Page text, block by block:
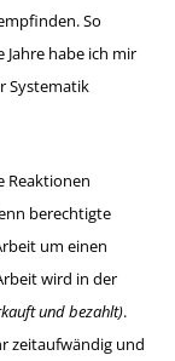
So
Jahre habe ich mir
Systematik
Reaktionen
berechtigte
um einen
wird in der
und bezahlt).
zeitaufwändig und